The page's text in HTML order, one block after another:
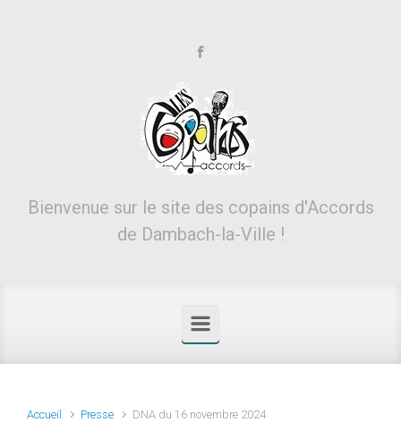
Bienvenue sur le site des copains d'Accords
de Dambach-la-Ville !
Accueil Presse DNA du 16 novembre 2024